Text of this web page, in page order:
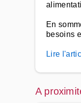
En
besoins
Lire
A